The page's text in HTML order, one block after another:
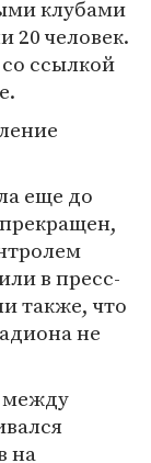
клубами
20 человек.
со ссылкой
еще до
в пресс-
также, что
не
между
на